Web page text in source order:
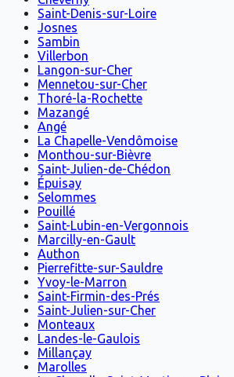
Saint-Denis-sur-Loire
Josnes
Sambin
Villerbon
Langon-sur-Cher
Mennetou-sur-Cher
Thoré-la-Rochette
Mazangé
Angé
La Chapelle-Vendômoise
Monthou-sur-Bièvre
Saint-Julien-de-Chédon
Épuisay
Selommes
Pouillé
Saint-Lubin-en-Vergonnois
Marcilly-en-Gault
Authon
Pierrefitte-sur-Sauldre
Yvoy-le-Marron
Saint-Firmin-des-Prés
Saint-Julien-sur-Cher
Monteaux
Landes-le-Gaulois
Millançay
Marolles